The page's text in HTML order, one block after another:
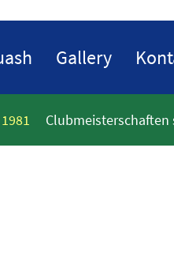
Gallery
Clubmeisterschaften